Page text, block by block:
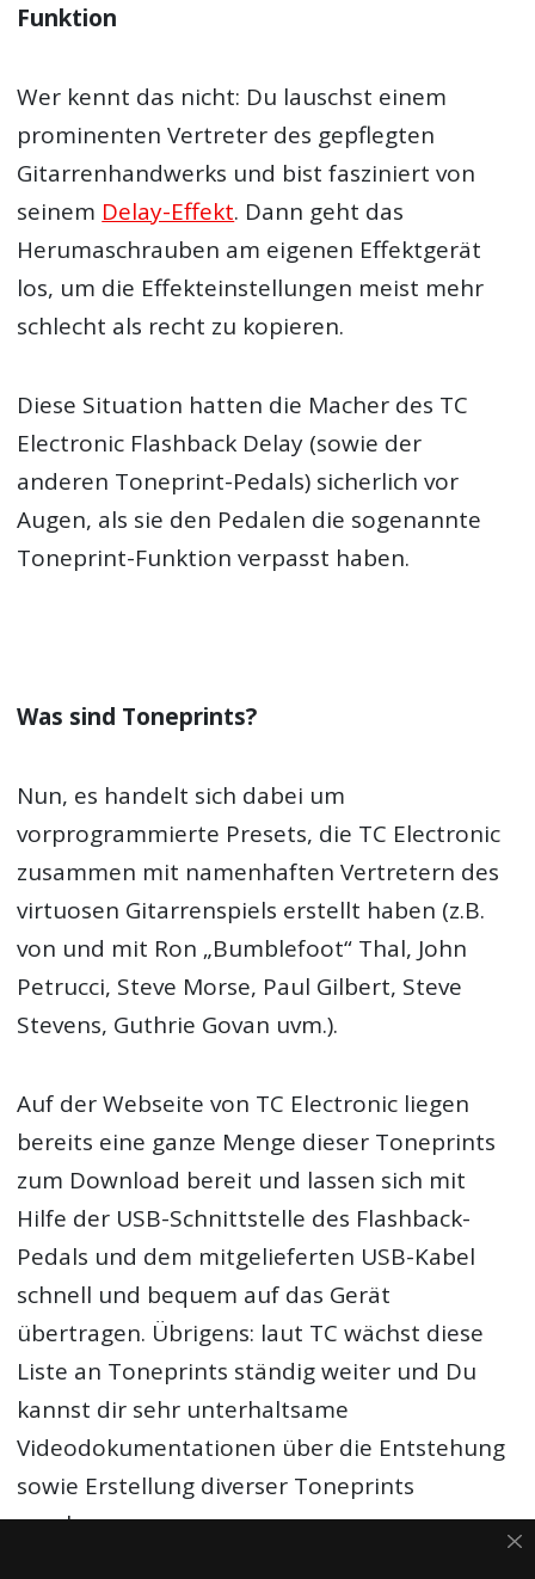
Funktion
Wer kennt das nicht: Du lauschst einem
prominenten Vertreter des gepflegten
Gitarrenhandwerks und bist fasziniert von
seinem Delay-Effekt. Dann geht das
Herumaschrauben am eigenen Effektgerät
los, um die Effekteinstellungen meist mehr
schlecht als recht zu kopieren.
Diese Situation hatten die Macher des TC
Electronic Flashback Delay (sowie der
anderen Toneprint-Pedals) sicherlich vor
Augen, als sie den Pedalen die sogenannte
Toneprint-Funktion verpasst haben.
Was sind Toneprints?
Nun, es handelt sich dabei um
vorprogrammierte Presets, die TC Electronic
zusammen mit namenhaften Vertretern des
virtuosen Gitarrenspiels erstellt haben (z.B.
von und mit Ron „Bumblefoot“ Thal, John
Petrucci, Steve Morse, Paul Gilbert, Steve
Stevens, Guthrie Govan uvm.).
Auf der Webseite von TC Electronic liegen
bereits eine ganze Menge dieser Toneprints
zum Download bereit und lassen sich mit
Hilfe der USB-Schnittstelle des Flashback-
Pedals und dem mitgelieferten USB-Kabel
schnell und bequem auf das Gerät
übertragen. Übrigens: laut TC wächst diese
Liste an Toneprints ständig weiter und Du
kannst dir sehr unterhaltsame
Videodokumentationen über die Entstehung
sowie Erstellung diverser Toneprints
anschauen.